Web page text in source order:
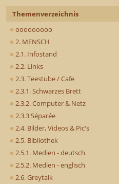
Themenverzeichnis
ooooooooo
2. MENSCH
2.1. Infostand
2.2. Links
2.3. Teestube / Cafe
2.3.1. Schwarzes Brett
2.3.2. Computer & Netz
2.3.3 Séparée
2.4. Bilder, Videos & Pic's
2.5. Bibliothek
2.5.1. Medien - deutsch
2.5.2. Medien - englisch
2.6. Greytalk